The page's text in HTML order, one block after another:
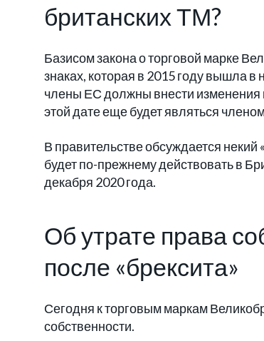
британских ТМ?
Базисом закона о торговой марке
знаках, которая в 2015 году вышла
члены ЕС должны внести изменения
этой дате еще будет являться
В правительстве обсуждается
будет по-прежнему действовать в
декабря 2020 года.
Об утрате права
после «брексита»
Сегодня к торговым маркам
собственности.